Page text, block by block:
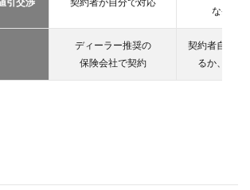
な条件
ディーラー推奨の
保険会社で契約
契約者自が自
るか、契約